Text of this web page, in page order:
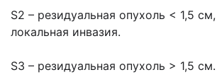
S2 – резидуальная опухоль < 1,5
локальная инвазия.
S3 – резидуальная опухоль > 1,5 см.